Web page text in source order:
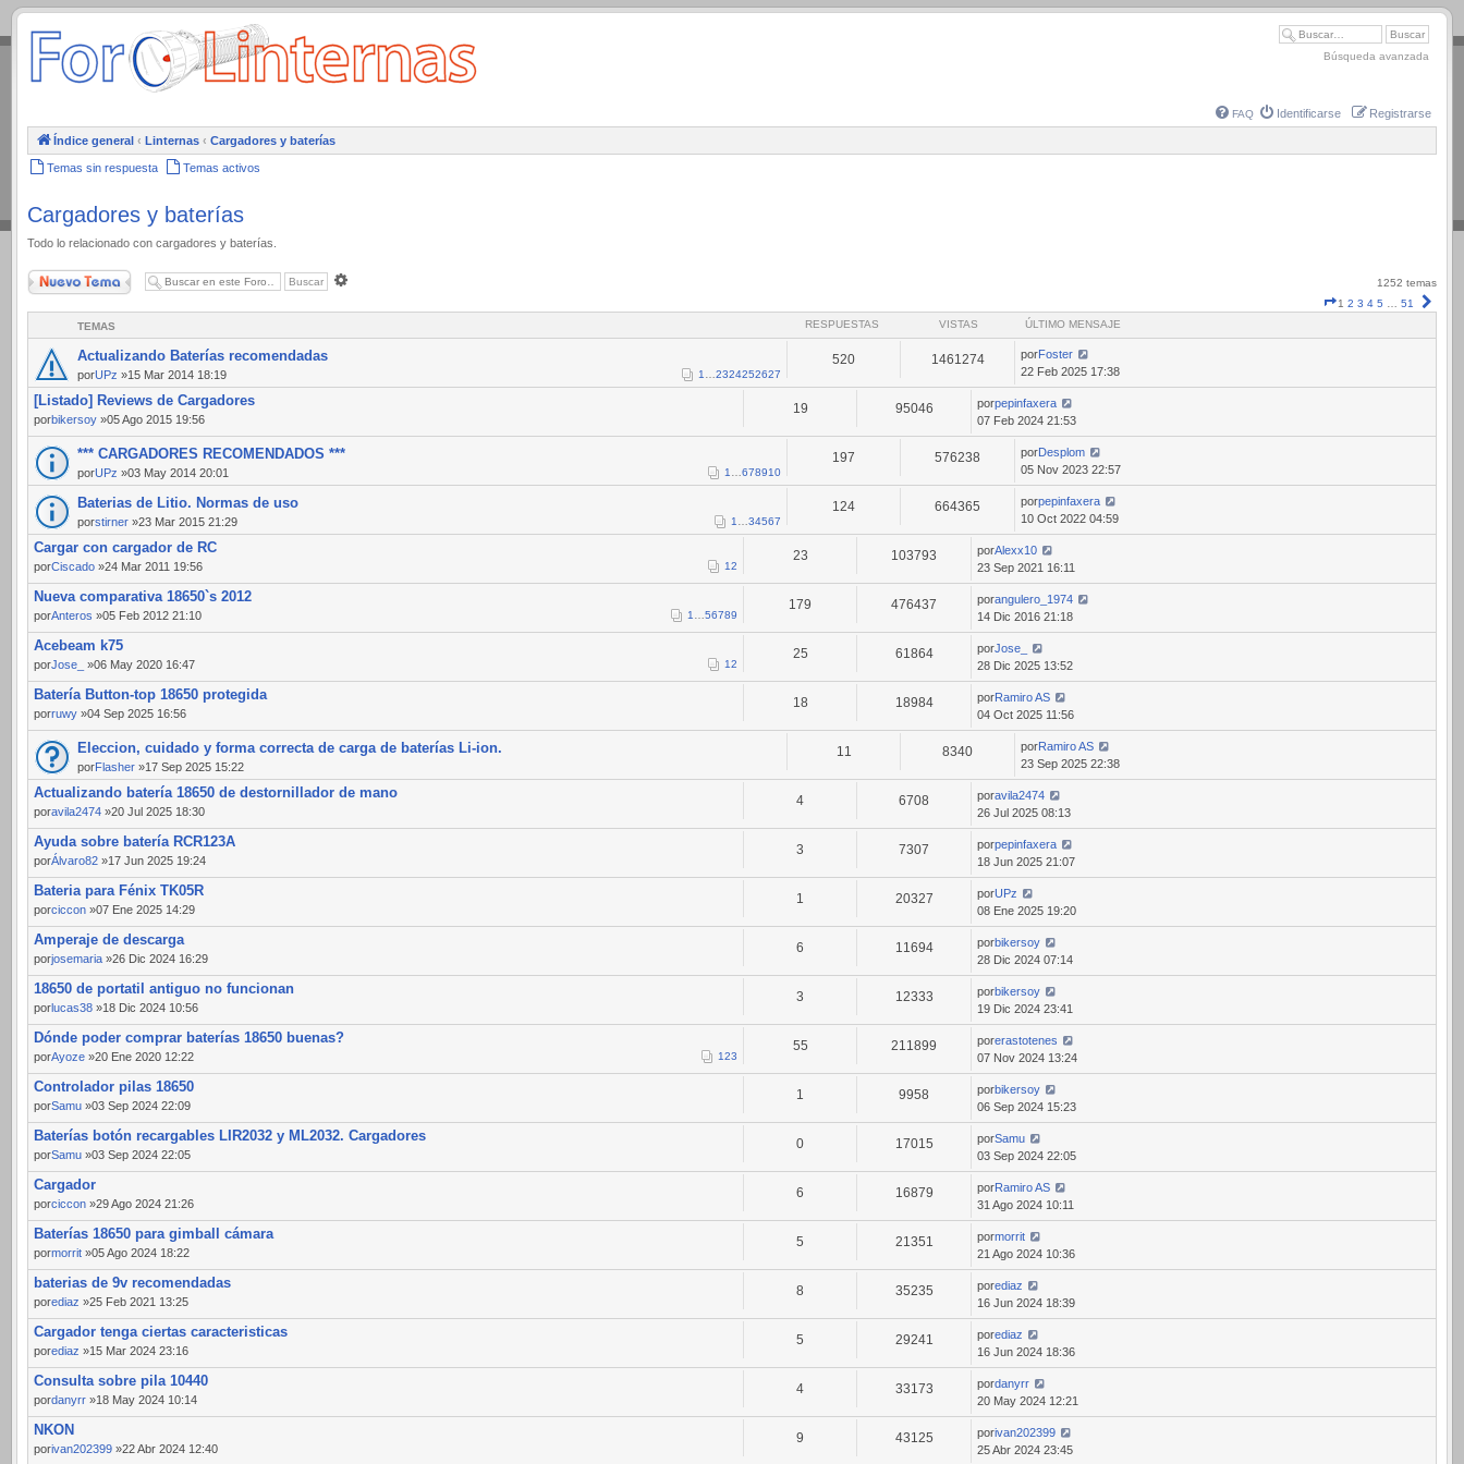
.
Búsqueda avanzada
FAQ Identificarse Registrarse
Índice general ‹ Linternas ‹ Cargadores y baterías
Temas sin respuesta Temas activos
Cargadores y baterías
Todo lo relacionado con cargadores y baterías.
Nuevo Tema
1252 temas
Página
1 2 3 4 5 51
TEMAS RESPUESTAS VISTAS ÚLTIMO MENSAJE
Actualizando Baterías recomendadas
porUPz »15 Mar 2014 18:19 1 2324252627
520 1461274 porFoster
22 Feb 2025 17:38
[Listado] Reviews de Cargadores
porbikersoy »05 Ago 2015 19:56
19 95046 porpepinfaxera
07 Feb 2024 21:53
*** CARGADORES RECOMENDADOS ***
porUPz »03 May 2014 20:01 1 678910
197 576238 porDesplom
05 Nov 2023 22:57
Baterias de Litio. Normas de uso
porstirner »23 Mar 2015 21:29 1 34567
124 664365 porpepinfaxera
10 Oct 2022 04:59
Cargar con cargador de RC
porCiscado »24 Mar 2011 19:56 12
23 103793 porAlexx10
23 Sep 2021 16:11
Nueva comparativa 18650`s 2012
porAnteros »05 Feb 2012 21:10 1 56789
179 476437 porangulero_1974
14 Dic 2016 21:18
Acebeam k75
porJose_ »06 May 2020 16:47 12
25 61864 porJose_
28 Dic 2025 13:52
Batería Button-top 18650 protegida
porruwy »04 Sep 2025 16:56
18 18984 porRamiro AS
04 Oct 2025 11:56
Eleccion, cuidado y forma correcta de carga de baterías Li-ion.
porFlasher »17 Sep 2025 15:22
11 8340 porRamiro AS
23 Sep 2025 22:38
Actualizando batería 18650 de destornillador de mano
poravila2474 »20 Jul 2025 18:30
4 6708 poravila2474
26 Jul 2025 08:13
Ayuda sobre batería RCR123A
porÁlvaro82 »17 Jun 2025 19:24
3 7307 porpepinfaxera
18 Jun 2025 21:07
Bateria para Fénix TK05R
porciccon »07 Ene 2025 14:29
1 20327 porUPz
08 Ene 2025 19:20
Amperaje de descarga
porjosemaria »26 Dic 2024 16:29
6 11694 porbikersoy
28 Dic 2024 07:14
18650 de portatil antiguo no funcionan
porlucas38 »18 Dic 2024 10:56
3 12333 porbikersoy
19 Dic 2024 23:41
Dónde poder comprar baterías 18650 buenas?
porAyoze »20 Ene 2020 12:22 123
55 211899 porerastotenes
07 Nov 2024 13:24
Controlador pilas 18650
porSamu »03 Sep 2024 22:09
1 9958 porbikersoy
06 Sep 2024 15:23
Baterías botón recargables LIR2032 y ML2032. Cargadores
porSamu »03 Sep 2024 22:05
0 17015 porSamu
03 Sep 2024 22:05
Cargador
porciccon »29 Ago 2024 21:26
6 16879 porRamiro AS
31 Ago 2024 10:11
Baterías 18650 para gimball cámara
pormorrit »05 Ago 2024 18:22
5 21351 pormorrit
21 Ago 2024 10:36
baterias de 9v recomendadas
porediaz »25 Feb 2021 13:25
8 35235 porediaz
16 Jun 2024 18:39
Cargador tenga ciertas caracteristicas
porediaz »15 Mar 2024 23:16
5 29241 porediaz
16 Jun 2024 18:36
Consulta sobre pila 10440
pordanyrr »18 May 2024 10:14
4 33173 pordanyrr
20 May 2024 12:21
NKON
porivan202399 »22 Abr 2024 12:40
9 43125 porivan202399
25 Abr 2024 23:45